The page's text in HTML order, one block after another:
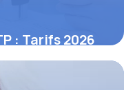
: Tarifs 2026